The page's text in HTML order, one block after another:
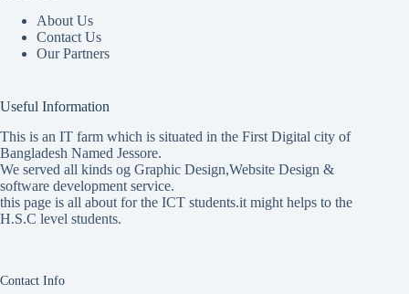
About Us
Contact Us
Our Partners
Useful Information
This is an IT farm which is situated in the First Digital city of
Bangladesh Named Jessore.
We served all kinds og Graphic Design,Website Design &
software development service.
this page is all about for the ICT students.it might helps to the
H.S.C level students.
Contact Info